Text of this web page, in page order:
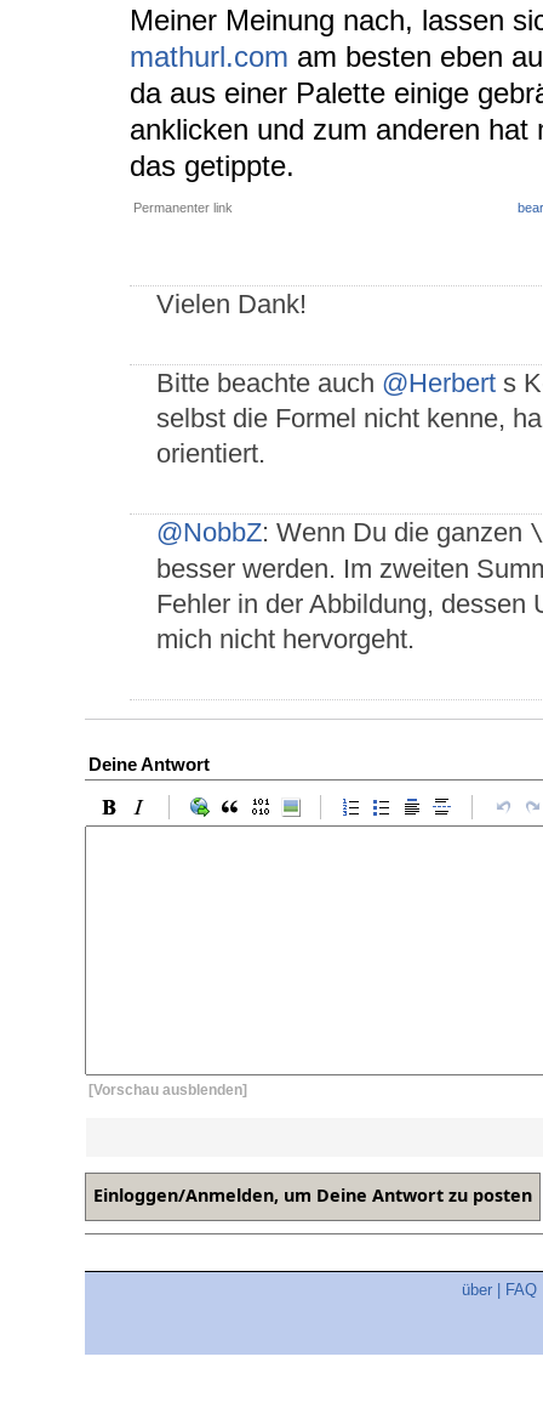
Meiner Meinung nach, lassen
mathurl.com am besten eben
da aus einer Palette einige
anklicken und zum anderen
das getippte.
Permanenter link
Vielen Dank!
Bitte beachte auch @Herbert s
selbst die Formel nicht kenne,
orientiert.
@NobbZ: Wenn Du die ganzen
besser werden. Im zweiten
Fehler in der Abbildung, dessen
mich nicht hervorgeht.
Deine Antwort
[Vorschau ausblenden]
über FAQ